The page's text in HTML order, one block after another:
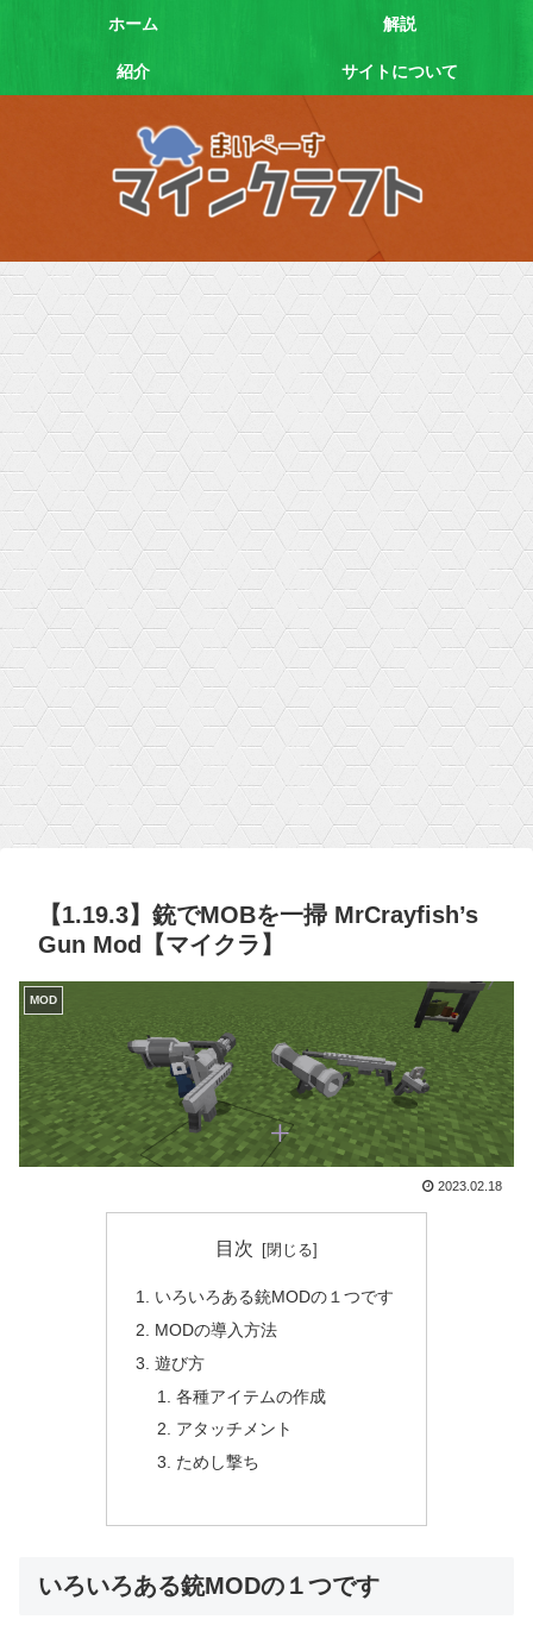
ホーム 解説
紹介 サイトについて
【1.19.3】銃でMOBを一掃 MrCrayfish’s
Gun Mod【マイクラ】
MOD
2023.02.18
目次
いろいろある銃MODの１つです
MODの導入方法
遊び方
各種アイテムの作成
アタッチメント
ためし撃ち
いろいろある銃MODの１つです